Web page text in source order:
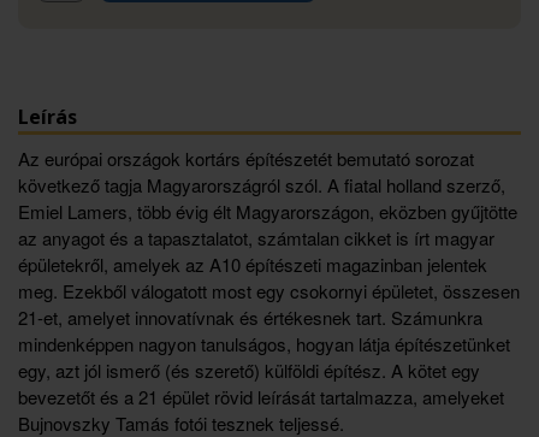
Leírás
Az európai országok kortárs építészetét bemutató sorozat
következő tagja Magyarországról szól. A fiatal holland szerző,
Emiel Lamers, több évig élt Magyarországon, eközben gyűjtötte
az anyagot és a tapasztalatot, számtalan cikket is írt magyar
épületekről, amelyek az A10 építészeti magazinban jelentek
meg. Ezekből válogatott most egy csokornyi épületet, összesen
21-et, amelyet innovatívnak és értékesnek tart. Számunkra
mindenképpen nagyon tanulságos, hogyan látja építészetünket
egy, azt jól ismerő (és szerető) külföldi építész. A kötet egy
bevezetőt és a 21 épület rövid leírását tartalmazza, amelyeket
Bujnovszky Tamás fotói tesznek teljessé.